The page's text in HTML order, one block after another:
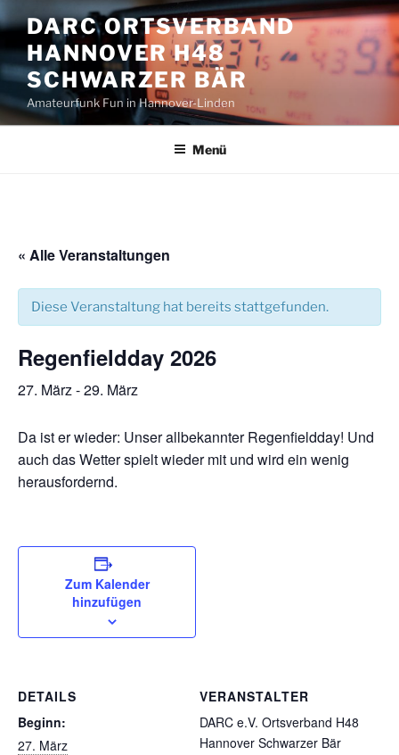
Inhalt
springen
DARC ORTSVERBAND
HANNOVER H48
SCHWARZER BÄR
Amateurfunk Fun in Hannover-Linden
Menü
« Alle Veranstaltungen
Diese Veranstaltung hat bereits stattgefunden.
Regenfieldday 2026
27. März -29. März
Da ist er wieder: Unser allbekannter Regenfieldday! Und
auch das Wetter spielt wieder mit und wird ein wenig
herausfordernd.
Zum Kalender
hinzufügen
DETAILS
Beginn:
27. März
VERANSTALTER
DARC e.V. Ortsverband H48
Hannover Schwarzer Bär